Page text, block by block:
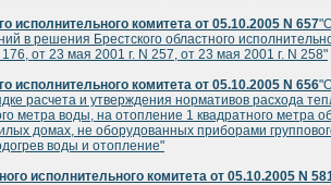
исполнительного комитета от 05.10.2005 N 657
в решения Брестского областного
от 23 мая 2001 г. N 257, от 23 мая 2001 г. N 258"
исполнительного комитета от 05.10.2005 N 656
расчета и утверждения нормативов расхода
метра воды, на отопление 1 квадратного метра
домах, не оборудованных приборами
воды и отопление"
исполнительного комитета от 05.10.2005 N